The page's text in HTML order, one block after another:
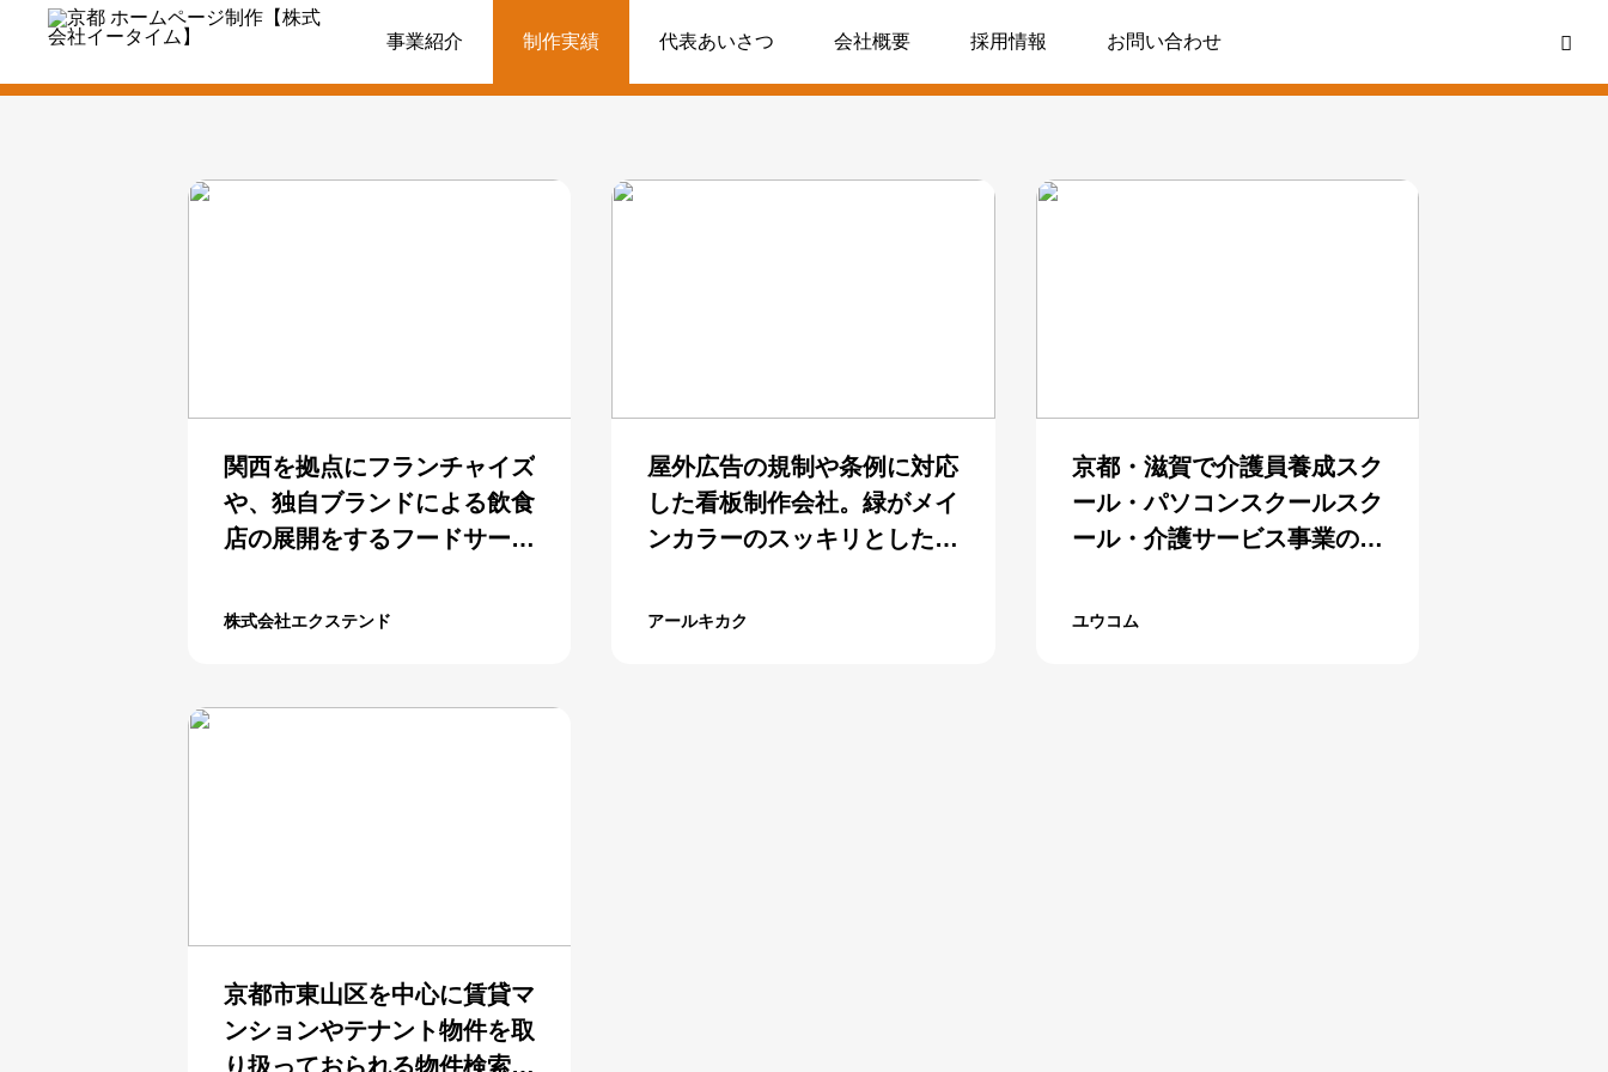
事業紹介 制作実績 代表あいさつ 会社概要 採用情報 お問い合わせ
制作実績 Production examples
関西を拠点にフランチャイズ
や、独自ブランドによる飲食
店の展開をするフードサービ
株式会社エクステンド
屋外広告の規制や条例に対応
した看板制作会社。緑がメイ
ンカラーのスッキリとしたデ
アールキカク
京都・滋賀で介護員養成スク
ール・パソコンスクールスク
ール・介護サービス事業のホ
ユウコム
京都市東山区を中心に賃貸マ
ンションやテナント物件を取
り扱っておられる物件検索サ